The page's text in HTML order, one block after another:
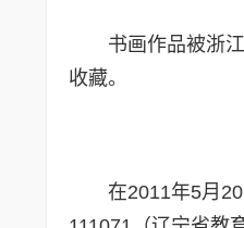
书画作品被浙
收藏。
在2011年5月